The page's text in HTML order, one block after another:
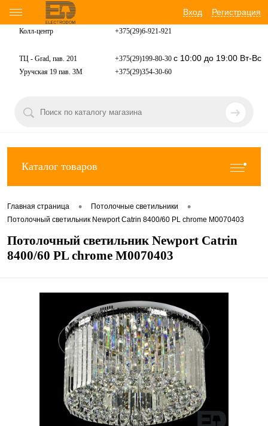
Вход Регистрация
Колл-центр +375(29)6-921-921
ТЦ - Grad, пав. 201 +375(29)199-80-30 с 10:00 до 19:00 Вт-Вс
Уручская 19 пав. 3М +375(29)354-30-60
Каталог товаров
Главная страница • Потолочные светильники •
Потолочный светильник Newport Catrin 8400/60 PL chrome М0070403
Потолочный светильник Newport Catrin
8400/60 PL chrome М0070403